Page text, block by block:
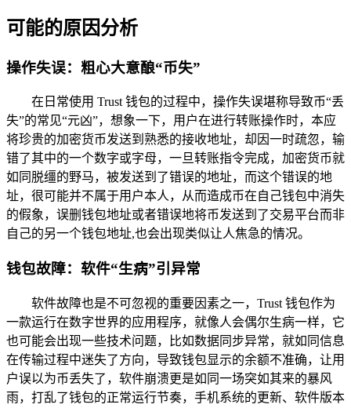
可能的原因分析
操作失误：粗心大意酿“币失”
在日常使用 Trust 钱包的过程中，操作失误堪称导致币“丢
失”的常见“元凶”，想象一下，用户在进行转账操作时，本应
将珍贵的加密货币发送到熟悉的接收地址，却因一时疏忽，输
错了其中的一个数字或字母，一旦转账指令完成，加密货币就
如同脱缰的野马，被发送到了错误的地址，而这个错误的地
址，很可能并不属于用户本人，从而造成币在自己钱包中消失
的假象，误删钱包地址或者错误地将币发送到了交易平台而非
自己的另一个钱包地址,也会出现类似让人焦急的情况。
钱包故障：软件“生病”引异常
软件故障也是不可忽视的重要因素之一，Trust 钱包作为
一款运行在数字世界的应用程序，就像人会偶尔生病一样，它
也可能会出现一些技术问题，比如数据同步异常，就如同信息
在传输过程中迷失了方向，导致钱包显示的余额不准确，让用
户误以为币丢失了，软件崩溃更是如同一场突如其来的暴风
雨，打乱了钱包的正常运行节奏，手机系统的更新、软件版本